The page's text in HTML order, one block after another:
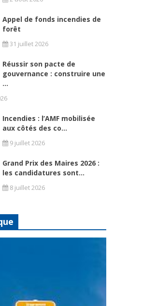
Appel de fonds incendies de
forêt
31 juillet 2026
Réussir son pacte de
gouvernance : construire une
...
Incendies : l’AMF mobilisée
aux côtés des co...
9 juillet 2026
Grand Prix des Maires 2026 :
les candidatures sont...
8 juillet 2026